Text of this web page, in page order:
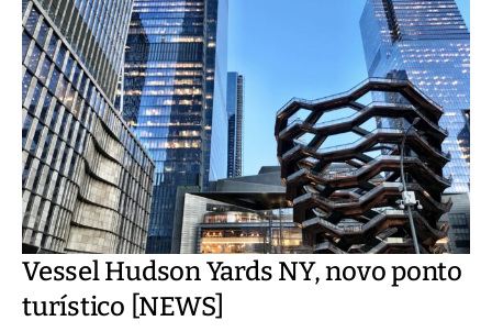
Vessel Hudson Yards NY, novo ponto
turístico [NEWS]